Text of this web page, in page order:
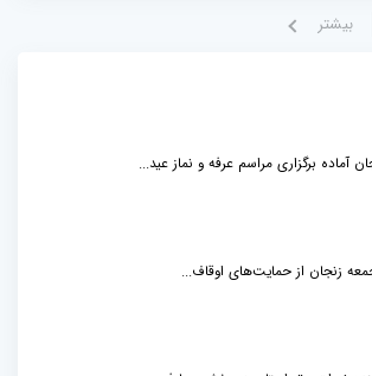
بيشتر
آماده برگزاری مراسم عرفه و نماز عید...
جمعه زنجان از حمایت‌های اوقاف...